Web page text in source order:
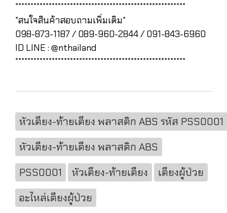
********************************************************
*สนใจสินค้าสอบถามเพิ่มเติม*
098-873-1187 / 089-960-2844 / 091-843-6960
ID LINE : @nthailand
********************************************************
หัวเตียง-ท้ายเตียง พลาสติก ABS รหัส PSS0001
หัวเตียง-ท้ายเตียง พลาสติก ABS
PSS0001
หัวเตียง-ท้ายเตียง
เตียงผู้ป่วย
อะไหล่เตียงผู้ป่วย